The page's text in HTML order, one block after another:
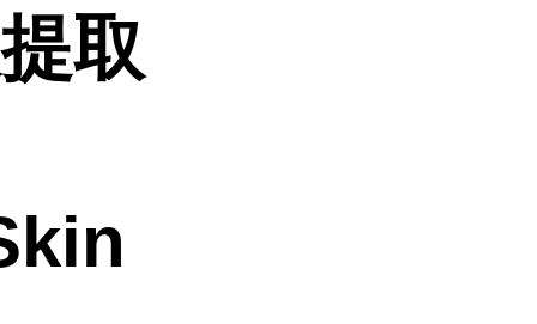
取